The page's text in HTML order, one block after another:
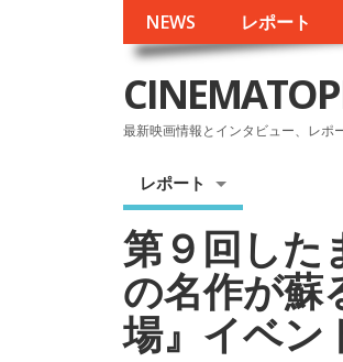
NEWS レポート
最新映画情報とインタビュー、レポ
レポート
第９回した
の名作が蘇
場』イベン